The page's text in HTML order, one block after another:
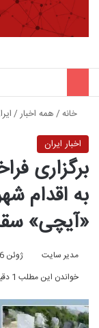
خانه/همه اخبار/
اخبار ایران
به اقدام
«آیچی»
مدیر سایت ژوئن 6, 2023
خواندن این مطلب 1 دقیقه زمان میبرد